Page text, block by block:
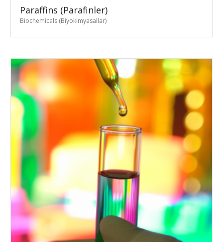
Paraffins (Parafinler)
Biochemicals (Biyokimyasallar)